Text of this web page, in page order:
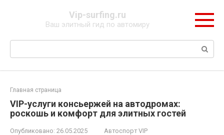
Vip-surfing.ru
Ваш элитный гид по автомиру
Поиск:
Главная страница
VIP-услуги консьержей на автодромах:
роскошь и комфорт для элитных гостей
Опубликовано: 26.05.2025 Автоспорт VIP